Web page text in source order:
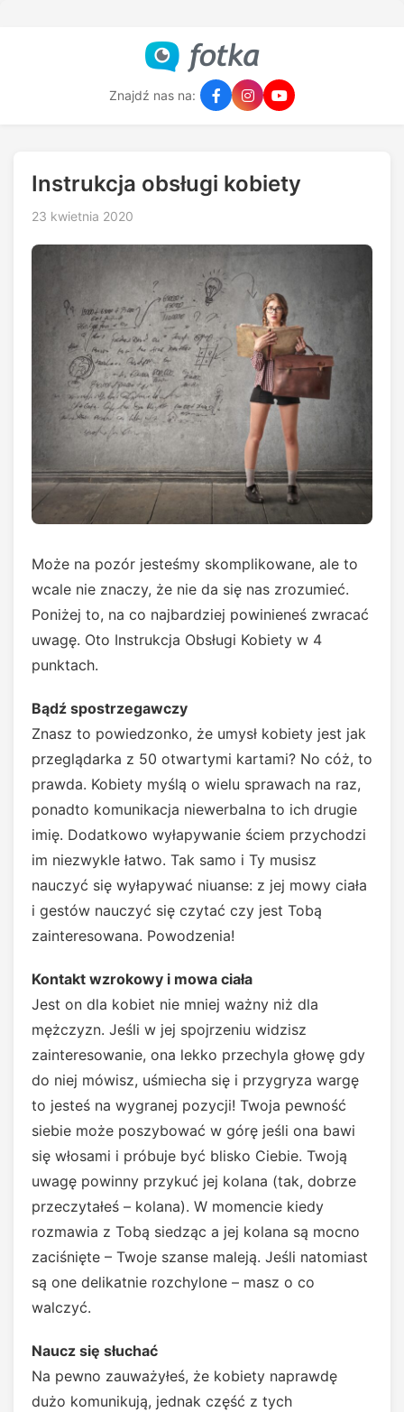
Znajdź nas na:
Instrukcja obsługi kobiety
23 kwietnia 2020
Może na pozór jesteśmy skomplikowane, ale to
wcale nie znaczy, że nie da się nas zrozumieć.
Poniżej to, na co najbardziej powinieneś zwracać
uwagę. Oto Instrukcja Obsługi Kobiety w 4
punktach.
Bądź spostrzegawczy
Znasz to powiedzonko, że umysł kobiety jest jak
przeglądarka z 50 otwartymi kartami? No cóż, to
prawda. Kobiety myślą o wielu sprawach na raz,
ponadto komunikacja niewerbalna to ich drugie
imię. Dodatkowo wyłapywanie ściem przychodzi
im niezwykle łatwo. Tak samo i Ty musisz
nauczyć się wyłapywać niuanse: z jej mowy ciała
i gestów nauczyć się czytać czy jest Tobą
zainteresowana. Powodzenia!
Kontakt wzrokowy i mowa ciała
Jest on dla kobiet nie mniej ważny niż dla
mężczyzn. Jeśli w jej spojrzeniu widzisz
zainteresowanie, ona lekko przechyla głowę gdy
do niej mówisz, uśmiecha się i przygryza wargę
to jesteś na wygranej pozycji! Twoja pewność
siebie może poszybować w górę jeśli ona bawi
się włosami i próbuje być blisko Ciebie. Twoją
uwagę powinny przykuć jej kolana (tak, dobrze
przeczytałeś – kolana). W momencie kiedy
rozmawia z Tobą siedząc a jej kolana są mocno
zaciśnięte – Twoje szanse maleją. Jeśli natomiast
są one delikatnie rozchylone – masz o co
walczyć.
Naucz się słuchać
Na pewno zauważyłeś, że kobiety naprawdę
dużo komunikują, jednak część z tych